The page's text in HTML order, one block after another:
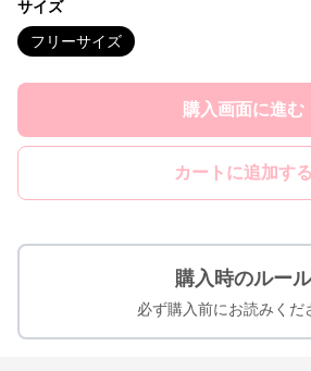
サイズ
フリーサイズ
購入画面に進む
カートに追加する
購入時のルール
必ず購入前にお読みくだ